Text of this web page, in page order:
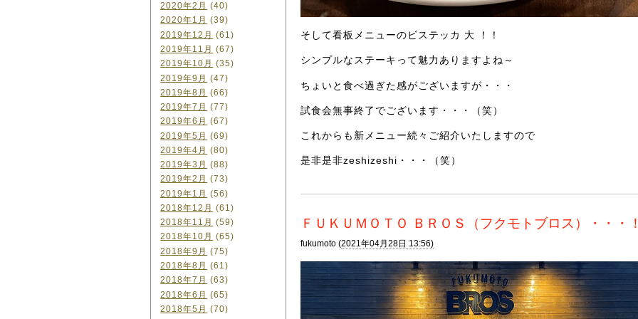
そして看板メニューのビステッカ 大 ！！
シンプルなステーキって魅力ありますよね～
ちょいと食べ過ぎた感がございますが・・・
試食会無事終了でございます・・・（笑）
これからも新メニュー続々ご紹介いたしますので
是非是非zeshizeshi・・・（笑）
ＦＵＫＵＭＯＴＯ ＢＲＯＳ（フクモトブロス）・・・
fukumoto (2021年04月28日 13:56)
2020年2月 (40)
2020年1月 (39)
2019年12月 (61)
2019年11月 (67)
2019年10月 (35)
2019年9月 (47)
2019年8月 (66)
2019年7月 (77)
2019年6月 (67)
2019年5月 (69)
2019年4月 (80)
2019年3月 (88)
2019年2月 (73)
2019年1月 (56)
2018年12月 (61)
2018年11月 (59)
2018年10月 (65)
2018年9月 (75)
2018年8月 (61)
2018年7月 (63)
2018年6月 (65)
2018年5月 (70)